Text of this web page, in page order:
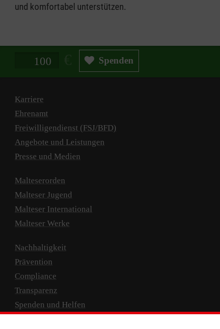
und komfortabel unterstützen.
Spendenbetrag in Euro Spenden
Karriere
Ehrenamt
Freiwilligendienst (FSJ/BFD)
Angebote und Leistungen
Presse und Medien
Malteserorden
Malteser Jugend
Malteser International
Malteser Werke
Nachhaltigkeit
Prävention
Compliance
Transparenz
Spenden und Helfen